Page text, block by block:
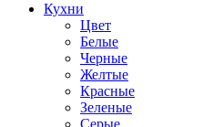
Кухни
Цвет
Белые
Черные
Желтые
Красные
Зеленые
Серые